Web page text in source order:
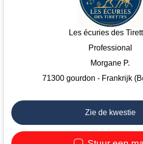
Les écuries des
Professional
Morgane P.
71300 gourdon - Frankrijk
Zie de kwestie